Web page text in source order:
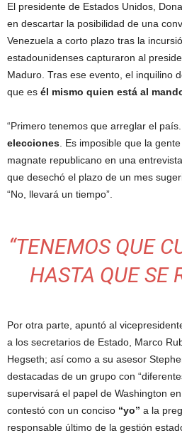
El presidente de Estados Unidos,
en descartar la posibilidad de una
Venezuela a corto plazo tras la
estadounidenses capturaron al
Maduro. Tras ese evento, el inquilino
que es él mismo quien está al
“Primero tenemos que arreglar el país.
elecciones . Es imposible que la
magnate republicano en una
que desechó el plazo de un mes
“No, llevará un tiempo”.
“TENEMOS QUE
HASTA QUE SE
Por otra parte, apuntó al
a los secretarios de Estado, Marco
Hegseth; así como a su asesor
destacadas de un grupo con
supervisará el papel de Washington
contestó con un conciso “yo” a la
responsable último de la gestión